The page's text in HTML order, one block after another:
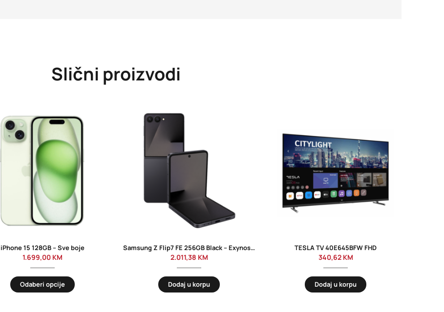
Slični proizvodi
iPhone 15 128GB – Sve boje
1.699,00 KM
Odaberi opcije
Samsung Z Flip7 FE 256GB Black – Exynos 2400, 50MP Kamera
2.011,38 KM
Dodaj u korpu
TESLA TV 40E645BFW FHD
340,62 KM
Dodaj u korpu